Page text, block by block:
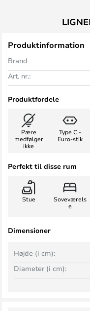
Produktinformation
Brand
Art. nr.:
Produktfordele
Pære
medfølger
ikke
Type C -
Euro-stik
Perfekt til disse rum
Stue
Soveværels
e
Dimensioner
Højde (i cm):
Diameter (i cm):